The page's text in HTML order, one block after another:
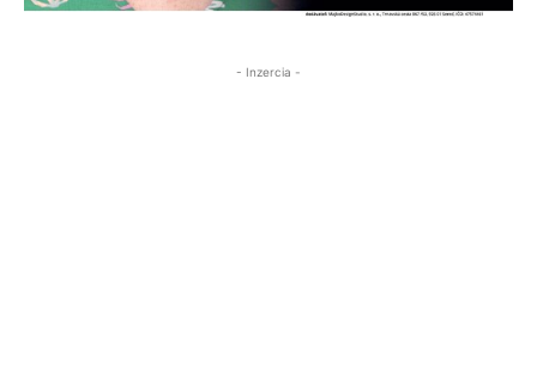
- Inzercia -